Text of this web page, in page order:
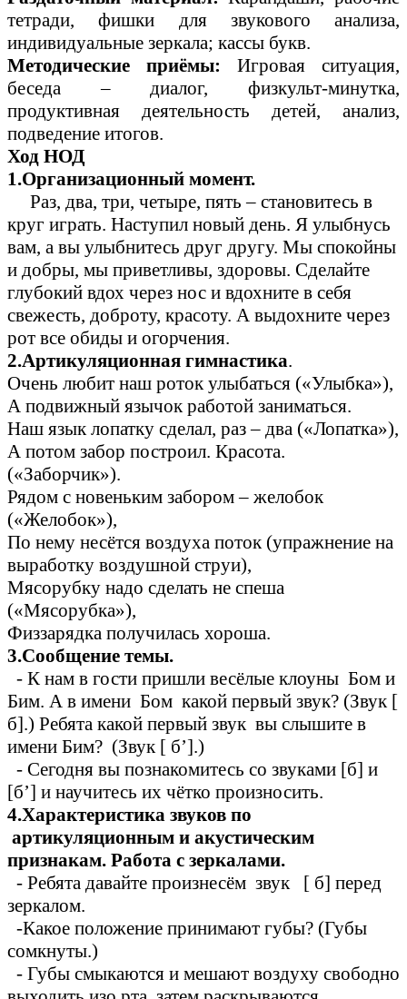
тетради, фишки для звукового анализа,
индивидуальные зеркала; кассы букв.
Методические приёмы: Игровая ситуация,
беседа – диалог, физкульт-минутка,
продуктивная деятельность детей, анализ,
подведение итогов.
Ход НОД
1.Организационный момент.
Раз, два, три, четыре, пять – становитесь в
круг играть. Наступил новый день. Я улыбнусь
вам, а вы улыбнитесь друг другу. Мы спокойны
и добры, мы приветливы, здоровы. Сделайте
глубокий вдох через нос и вдохните в себя
свежесть, доброту, красоту. А выдохните через
рот все обиды и огорчения.
2.Артикуляционная гимнастика.
Очень любит наш роток улыбаться («Улыбка»),
А подвижный язычок работой заниматься.
Наш язык лопатку сделал, раз – два («Лопатка»),
А потом забор построил. Красота.
(«Заборчик»).
Рядом с новеньким забором – желобок
(«Желобок»),
По нему несётся воздуха поток (упражнение на
выработку воздушной струи),
Мясорубку надо сделать не спеша
(«Мясорубка»),
Физзарядка получилась хороша.
3.Сообщение темы.
- К нам в гости пришли весёлые клоуны Бом и
Бим. А в имени Бом какой первый звук? (Звук [
б].) Ребята какой первый звук вы слышите в
имени Бим? (Звук [ б’].)
- Сегодня вы познакомитесь со звуками [б] и
[б’] и научитесь их чётко произносить.
4.Характеристика звуков по
артикуляционным и акустическим
признакам. Работа с зеркалами.
- Ребята давайте произнесём звук [ б] перед
зеркалом.
-Какое положение принимают губы? (Губы
сомкнуты.)
- Губы смыкаются и мешают воздуху свободно